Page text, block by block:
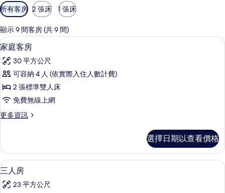
可
用
的
客
房
篩
選
條
所有客房 2 張床 1 張床
顯示 9 間客房 (共 9 間)
顯
示
家
庭
客
的
有
相
片
家庭客房 | 遮光布/窗簾、熨斗/熨衣板
2
家庭客房
30 平方公尺
可容納 4 人 (依實際入住人數計費)
2 張標準雙人床
免費無線上網
更多資訊
更
客
房
的
情
選擇日期以查看價格
顯
示
三人房 | 遮光布/窗簾、熨斗/熨衣板、
2
三人房
23 平方公尺